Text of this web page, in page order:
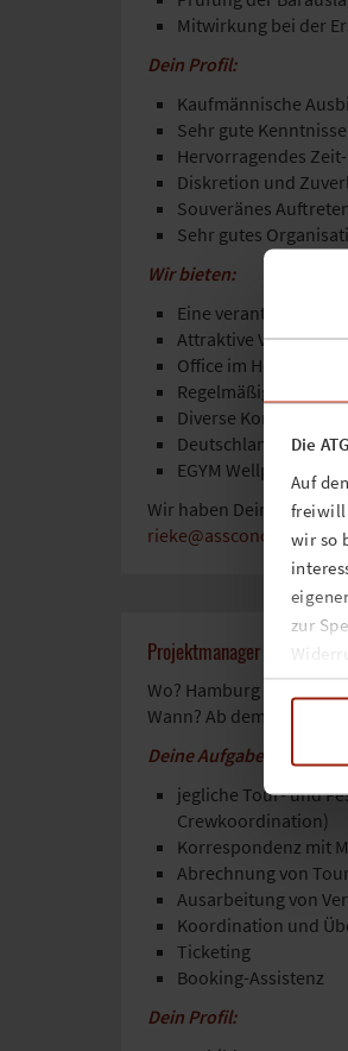
Die
Auf
wir so
zur
Mitwirkung bei der
Dein Profil:
Kaufmännische
Sehr gute
Hervorragendes
Diskretion und
Souveränes
Sehr gutes
Wir bieten:
Eine
Attraktive Vergütung
Office im Herzen von
Regelmäßige
Diverse
Deutschlandticket
EGYM Wellpass
Wir haben Dein
rieke@assconcerts.com
Projektmanager (m/w/d) in
Wo? Hamburg
Wann? Ab dem
Deine Aufgaben:
jegliche Tour- und
Crewkoordination)
Korrespondenz mit
Abrechnung von
Ausarbeitung von
Koordination und
Ticketing
Booking-Assistenz
Dein Profil: